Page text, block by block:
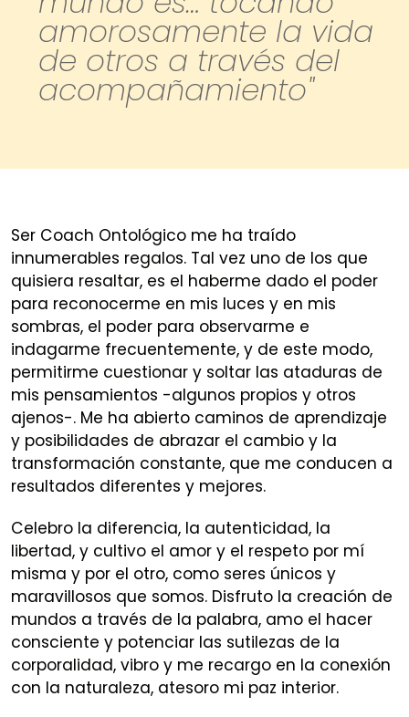
amorosamente la vida
de otros a través del
acompañamiento"
Ser Coach Ontológico me ha traído
innumerables regalos. Tal vez uno de los que
quisiera resaltar, es el haberme dado el poder
para reconocerme en mis luces y en mis
sombras, el poder para observarme e
indagarme frecuentemente, y de este modo,
permitirme cuestionar y soltar las ataduras de
mis pensamientos -algunos propios y otros
ajenos-. Me ha abierto caminos de aprendizaje
y posibilidades de abrazar el cambio y la
transformación constante, que me conducen a
resultados diferentes y mejores.
Celebro la diferencia, la autenticidad, la
libertad, y cultivo el amor y el respeto por mí
misma y por el otro, como seres únicos y
maravillosos que somos. Disfruto la creación de
mundos a través de la palabra, amo el hacer
consciente y potenciar las sutilezas de la
corporalidad, vibro y me recargo en la conexión
con la naturaleza, atesoro mi paz interior.